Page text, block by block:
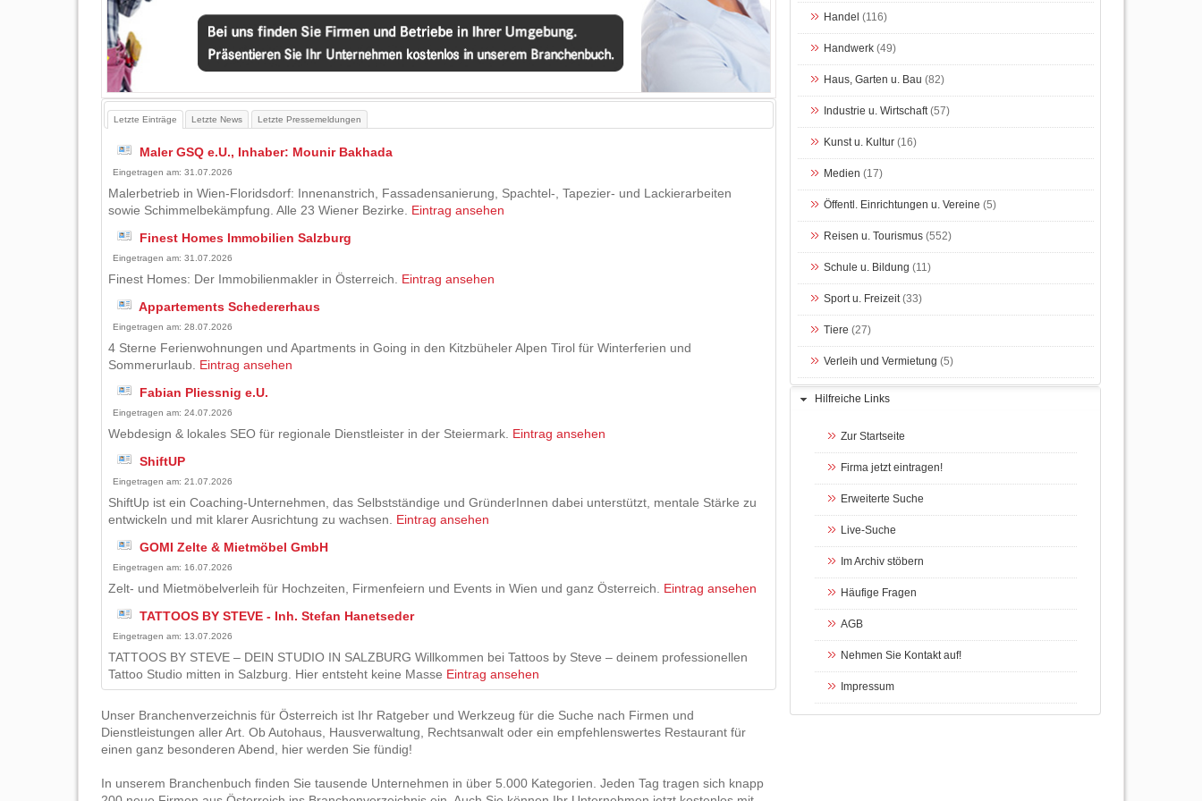
Letzte Einträge Letzte News Letzte Pressemeldungen
Maler GSQ e.U., Inhaber: Mounir Bakhada
Eingetragen am: 31.07.2026
Malerbetrieb in Wien-Floridsdorf: Innenanstrich, Fassadensanierung, Spachtel-, Tapezier- und Lackierarbeiten
sowie Schimmelbekämpfung. Alle 23 Wiener Bezirke. Eintrag ansehen
Finest Homes Immobilien Salzburg
Eingetragen am: 31.07.2026
Finest Homes: Der Immobilienmakler in Österreich. Eintrag ansehen
Appartements Schedererhaus
Eingetragen am: 28.07.2026
4 Sterne Ferienwohnungen und Apartments in Going in den Kitzbüheler Alpen Tirol für Winterferien und
Sommerurlaub. Eintrag ansehen
Fabian Pliessnig e.U.
Eingetragen am: 24.07.2026
Webdesign & lokales SEO für regionale Dienstleister in der Steiermark. Eintrag ansehen
ShiftUP
Eingetragen am: 21.07.2026
ShiftUp ist ein Coaching-Unternehmen, das Selbstständige und GründerInnen dabei unterstützt, mentale Stärke zu
entwickeln und mit klarer Ausrichtung zu wachsen. Eintrag ansehen
GOMI Zelte & Mietmöbel GmbH
Eingetragen am: 16.07.2026
Zelt- und Mietmöbelverleih für Hochzeiten, Firmenfeiern und Events in Wien und ganz Österreich. Eintrag ansehen
TATTOOS BY STEVE - Inh. Stefan Hanetseder
Eingetragen am: 13.07.2026
TATTOOS BY STEVE – DEIN STUDIO IN SALZBURG Willkommen bei Tattoos by Steve – deinem professionellen
Tattoo Studio mitten in Salzburg. Hier entsteht keine Masse Eintrag ansehen
Unser Branchenverzeichnis für Österreich ist Ihr Ratgeber und Werkzeug für die Suche nach Firmen und
Dienstleistungen aller Art. Ob Autohaus, Hausverwaltung, Rechtsanwalt oder ein empfehlenswertes Restaurant für
einen ganz besonderen Abend, hier werden Sie fündig!
In unserem Branchenbuch finden Sie tausende Unternehmen in über 5.000 Kategorien. Jeden Tag tragen sich knapp
Handel (116)
Handwerk(49)
Haus, Garten u. Bau (82)
Industrie u. Wirtschaft(57)
Kunst u. Kultur(16)
Medien (17)
Öffentl. Einrichtungen u. Vereine (5)
Reisen u. Tourismus(552)
Schule u. Bildung (11)
Sport u. Freizeit(33)
Tiere (27)
Verleih und Vermietung (5)
Hilfreiche Links
Zur Startseite
Firma jetzt eintragen!
Erweiterte Suche
Live-Suche
Im Archiv stöbern
Häufige Fragen
AGB
Nehmen Sie Kontakt auf!
Impressum